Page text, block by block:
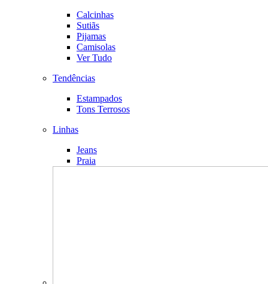
Calcinhas
Sutiãs
Pijamas
Camisolas
Ver Tudo
Tendências
Estampados
Tons Terrosos
Linhas
Jeans
Praia